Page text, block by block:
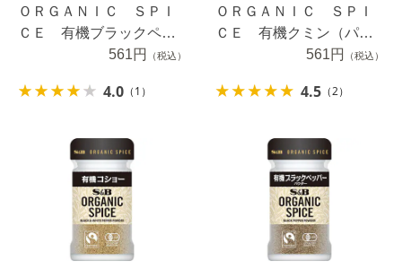
ＯＲＧＡＮＩＣ ＳＰＩ
ＣＥ 有機ブラックペッ
パー（ホール） １７.５
561円 （税込）
4.0 （1）
ＯＲＧＡＮＩＣ ＳＰＩ
ＣＥ 有機クミン（パウ
ダー） １８ｇ561円 （税込）
4.5 （2）